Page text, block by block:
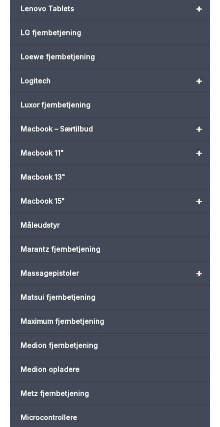
+
Lenovo Tablets
LG fjernbetjening
Loewe fjernbetjening
+
Logitech
Luxor fjernbetjening
+
Macbook – Særtilbud
+
Macbook 11"
Macbook 13"
+
Macbook 15"
Måleudstyr
Marantz fjernbetjening
+
Massagepistoler
Matsui fjernbetjening
Maximum fjernbetjening
Medion fjernbetjening
Medion opladere
Metz fjernbetjening
Microcontrollere